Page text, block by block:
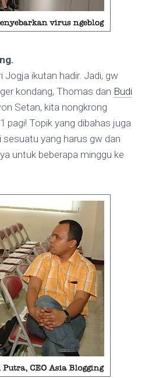
Jogja ikutan hadir. Jadi, gw
kondang, Thomas dan Budi
Setan, kita nongkrong
pagi! Topik yang dibahas juga
sesuatu yang harus gw dan
untuk beberapa minggu ke